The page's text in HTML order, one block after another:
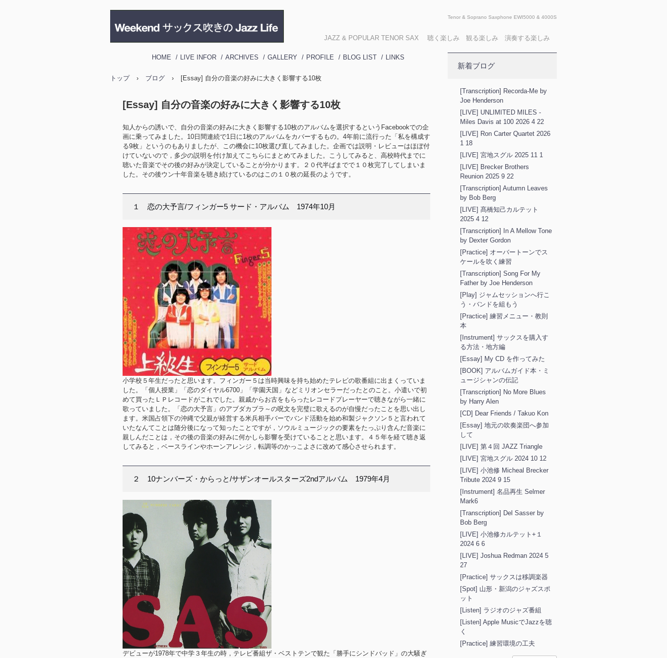
Tenor & Soprano Saxphone EWI5000 & 4000S
JAZZ & POPULAR TENOR SAX 聴く楽しみ 観る楽しみ 演奏する楽しみ
HOME LIVE INFOR ARCHIVES GALLERY PROFILE BLOG LIST LINKS
トップ › ブログ › [Essay] 自分の音楽の好みに大きく影響する10枚
[Essay] 自分の音楽の好みに大きく影響する10枚
知人からの誘いで、自分の音楽の好みに大きく影響する10枚のアルバムを選択するというFacebookでの企
画に乗ってみました。10日間連続で1日に1枚のアルバムをカバーするもの。4年前に流行った「私を構成す
る9枚」というのもありましたが、この機会に10枚選び直してみました。企画では説明・レビューはほぼ付
けていないので，多少の説明を付け加えてこちらにまとめてみました。こうしてみると、高校時代までに
聴いた音楽でその後の好みが決定していることが分かります。２０代半ばまでで１０枚完了してしまいま
した。その後ウン十年音楽を聴き続けているのはこの１０枚の延長のようです。
１ 恋の大予言/フィンガー5 サード・アルバム 1974年10月
小学校５年生だったと思います。フィンガー５は当時興味を持ち始めたテレビの歌番組に出まくっていま
した。「個人授業」「恋のダイヤル6700」「学園天国」などミリオンセラーだったとのこと。小遣いで初
めて買ったＬＰレコードがこれでした。親戚からお古をもらったレコードプレーヤーで聴きながら一緒に
歌っていました。「恋の大予言」のアブダカブラ～の呪文を完璧に歌えるのが自慢だったことを思い出し
ます。米国占領下の沖縄で父親が経営する米兵相手バーでバンド活動を始め和製ジャクソン５と言われて
いたなんてことは随分後になって知ったことですが，ソウルミュージックの要素をたっぷり含んだ音楽に
親しんだことは，その後の音楽の好みに何かしら影響を受けていることと思います。４５年を経て聴き返
してみると，ベースラインやホーンアレンジ，転調等のかっこよさに改めて感心させられます。
２ 10ナンバーズ・からっと/サザンオールスターズ2ndアルバム 1979年4月
デビューが1978年で中学３年生の時，テレビ番組ザ・ベストテンで観た「勝手にシンドバッド」の大騒ぎ
新着ブログ
[Transcription] Recorda-Me by
Joe Henderson
[LIVE] UNLIMITED MILES -
Miles Davis at 100 2026 4 22
[LIVE] Ron Carter Quartet 2026
1 18
[LIVE] 宮地スグル 2025 11 1
[LIVE] Brecker Brothers
Reunion 2025 9 22
[Transcription] Autumn Leaves
by Bob Berg
[LIVE] 髙橋知己カルテット
2025 4 12
[Transcription] In A Mellow Tone
by Dexter Gordon
[Practice] オーバートーンでス
ケールを吹く練習
[Transcription] Song For My
Father by Joe Henderson
[Play] ジャムセッションへ行こ
う・バンドを組もう
[Practice] 練習メニュー・教則
本
[Instrument] サックスを購入す
る方法・地方編
[Essay] My CD を作ってみた
[BOOK] アルバムガイド本・ミ
ュージシャンの伝記
[Transcription] No More Blues
by Harry Alen
[CD] Dear Friends / Takuo Kon
[Essay] 地元の吹奏楽団へ参加
して
[LIVE] 第４回 JAZZ Triangle
[LIVE] 宮地スグル 2024 10 12
[LIVE] 小池修 Micheal Brecker
Tribute 2024 9 15
[Instrument] 名品再生 Selmer
Mark6
[Transcription] Del Sasser by
Bob Berg
[LIVE] 小池修カルテット+１
2024 6 6
[LIVE] Joshua Redman 2024 5
27
[Practice] サックスは移調楽器
[Spot] 山形・新潟のジャズスポ
ット
[Listen] ラジオのジャズ番組
[Listen] Apple MusicでJazzを聴
く
[Practice] 練習環境の工夫